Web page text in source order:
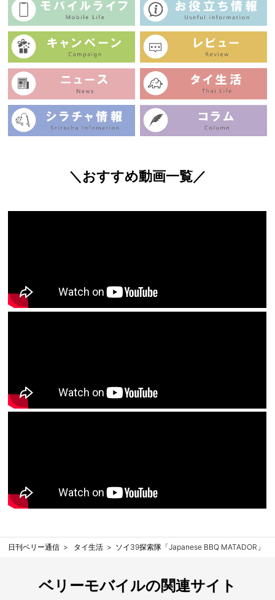
＼おすすめ動画一覧／
日刊ベリー通信 タイ生活 ソイ39探索隊「Japanese BBQ MATADOR」
ベリーモバイルの関連サイト